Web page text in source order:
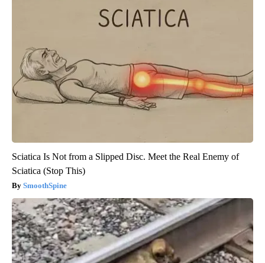
Sciatica Is Not from a Slipped Disc. Meet the Real Enemy of
Sciatica (Stop This)
SmoothSpine